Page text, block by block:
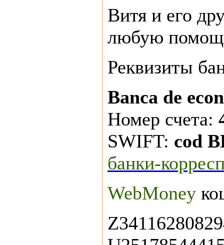
Витя и его
любую
Реквизиты
Banca de
Номер счета:
SWIFT: cod
банки-
WebMoney